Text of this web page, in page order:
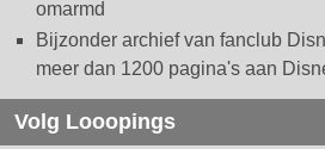
omarmd
Bijzonder archief van fanclub
meer dan 1200 pagina's aan
Volg Looopings